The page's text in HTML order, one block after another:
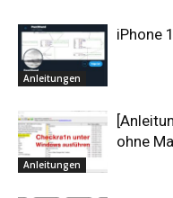
Anleitungen
iPhone
Anleitungen
ohne